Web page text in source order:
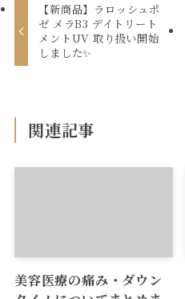
【新商品】ラロッシュポ
ゼ メラB3 デイトリート
メントUV 取り扱い開始
しました✨
関連記事
美容医療の痛み・ダウン